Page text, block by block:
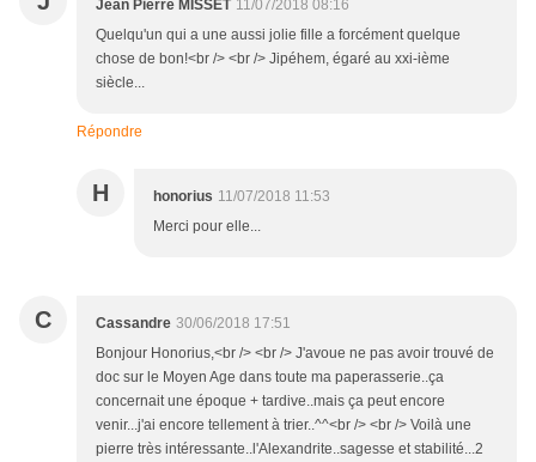
Jean Pierre MISSET 11/07/2018 08:16
Quelqu'un qui a une aussi jolie fille a forcément quelque
chose de bon!<br /> <br /> Jipéhem, égaré au xxi-ième
siècle...
Répondre
H honorius 11/07/2018 11:53
Merci pour elle...
C Cassandre 30/06/2018 17:51
Bonjour Honorius,<br /> <br /> J'avoue ne pas avoir trouvé de
doc sur le Moyen Age dans toute ma paperasserie..ça
concernait une époque + tardive..mais ça peut encore
venir...j'ai encore tellement à trier..^^<br /> <br /> Voilà une
pierre très intéressante..l'Alexandrite..sagesse et stabilité...2